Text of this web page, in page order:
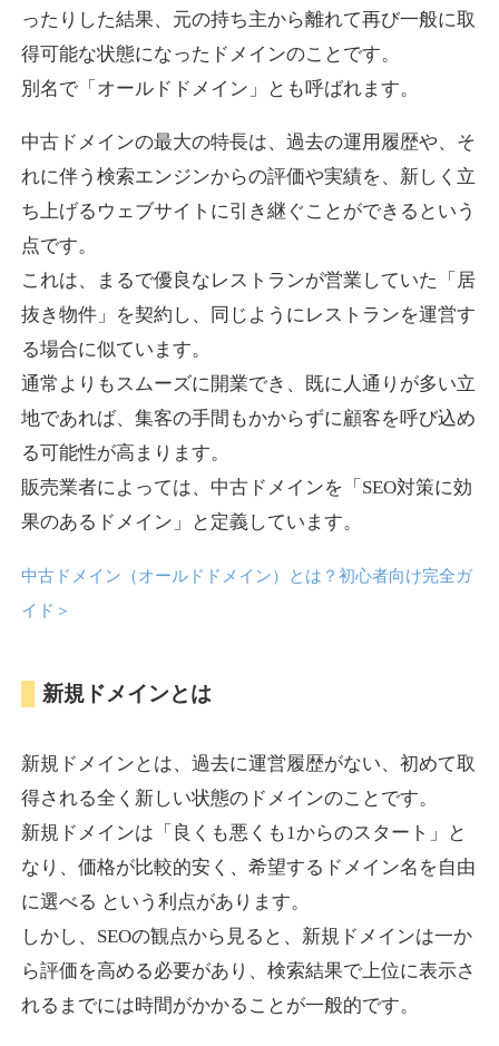
詳細を見る
詳細を見る
ジャンルエンターテイメント
37
10,800円
詳細を見る
box-cafe.jp
ジャンル 飲食
DA37 外部リンク数
3,300円 入札 2件
詳細を見る
anipani.jp
DA 37 外部リンク数
lowslotfamilylocal.com
ジャンルその他
DA37 外部リンク数653 ドメイン年齢 1年
ったりした結果、元の持ち主から離れて再び一般に取
得可能な状態になったドメインのことです。
別名で「オールドドメイン」とも呼ばれます。
中古ドメインの最大の特長は、過去の運用履歴や、そ
れに伴う検索エンジンからの評価や実績を、新しく立
ち上げるウェブサイトに引き継ぐことができるという
点です。
これは、まるで優良なレストランが営業していた「居
抜き物件」を契約し、同じようにレストランを運営す
る場合に似ています。
通常よりもスムーズに開業でき、既に人通りが多い立
地であれば、集客の手間もかからずに顧客を呼び込め
る可能性が高まります。
販売業者によっては、中古ドメインを「SEO対策に効
果のあるドメイン」と定義しています。
中古ドメイン（オールドドメイン）とは？初心者向け完全ガ
イド ＞
新規ドメインとは
新規ドメインとは、過去に運営履歴がない、初めて取
得される全く新しい状態のドメインのことです。
新規ドメインは「良くも悪くも1からのスタート」と
なり、価格が比較的安く、希望するドメイン名を自由
に選べる という利点があります。
しかし、SEOの観点から見ると、新規ドメインは一か
ら評価を高める必要があり、検索結果で上位に表示さ
れるまでには時間がかかることが一般的です。